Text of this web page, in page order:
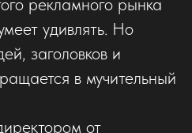
удивлять. Но
заголовков и
в мучительный
от